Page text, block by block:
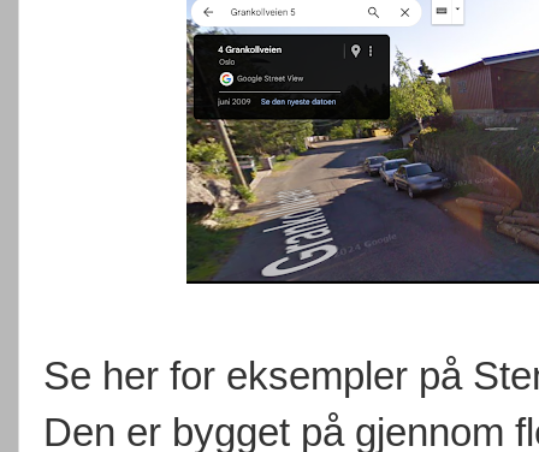
Se her for eksempler på
Den er bygget på gjennom